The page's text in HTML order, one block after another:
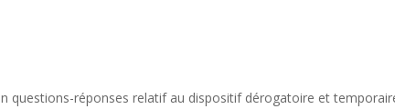
questions-réponses relatif au dispositif dérogatoire et